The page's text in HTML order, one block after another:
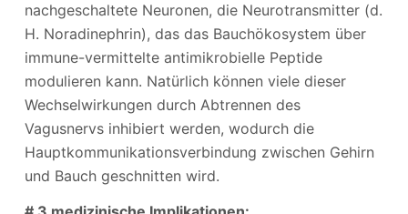
nachgeschaltete Neuronen, die Neurotransmitter (d.
H. Noradinephrin), das das Bauchökosystem über
immune-vermittelte antimikrobielle Peptide
modulieren kann. Natürlich können viele dieser
Wechselwirkungen durch Abtrennen des
Vagusnervs inhibiert werden, wodurch die
Hauptkommunikationsverbindung zwischen Gehirn
und Bauch geschnitten wird.